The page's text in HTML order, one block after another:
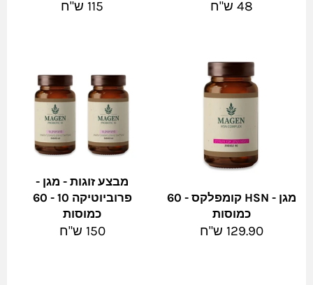
מחיר
115 ש"ח
מחיר
48 ש"ח
מבצע זוגות - מגן -
פרוביוטיקה 10 - 60
כמוסות
מחיר
150 ש"ח
מגן - HSN קומפלקס - 60
כמוסות
מחיר
129.90 ש"ח